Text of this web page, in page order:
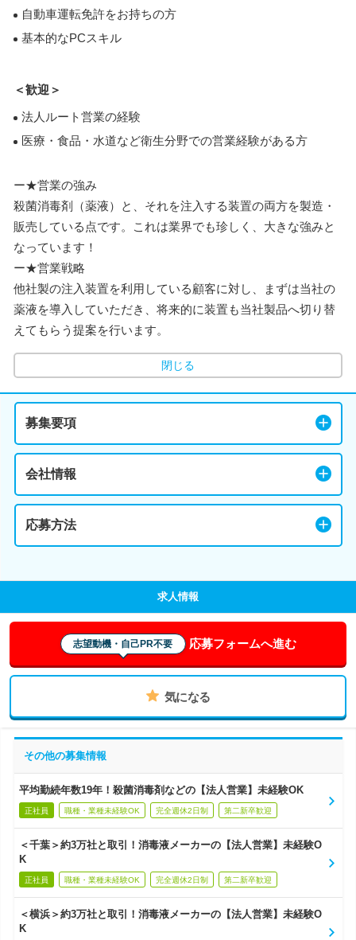
自動車運転免許をお持ちの方
基本的なPCスキル
＜歓迎＞
法人ルート営業の経験
医療・食品・水道など衛生分野での営業経験がある方
ー★営業の強み
殺菌消毒剤（薬液）と、それを注入する装置の両方を製造・
販売している点です。これは業界でも珍しく、大きな強みと
なっています！
ー★営業戦略
他社製の注入装置を利用している顧客に対し、まずは当社の
薬液を導入していただき、将来的に装置も当社製品へ切り替
えてもらう提案を行います。
閉じる
募集要項
会社情報
応募方法
求人情報
志望動機・自己PR不要 応募フォームへ進む
気になる
その他の募集情報
平均勤続年数19年！殺菌消毒剤などの【法人営業】未経験OK
正社員 職種・業種未経験OK 完全週休2日制 第二新卒歓迎
＜千葉＞約3万社と取引！消毒液メーカーの【法人営業】未経験O
K
正社員 職種・業種未経験OK 完全週休2日制 第二新卒歓迎
＜横浜＞約3万社と取引！消毒液メーカーの【法人営業】未経験O
K